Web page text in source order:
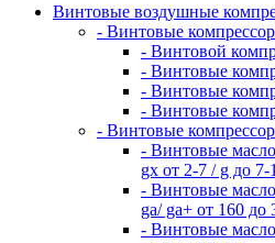
Винтовые воздушные
- Винтовые
- Винтовой
- Винтовые
- Винтовые
- Винтовые
- Винтовые
- Винтовые
gx от 2-7 / g до 7-
- Винтовые
ga/ ga+ от 160 до
- Винтовые